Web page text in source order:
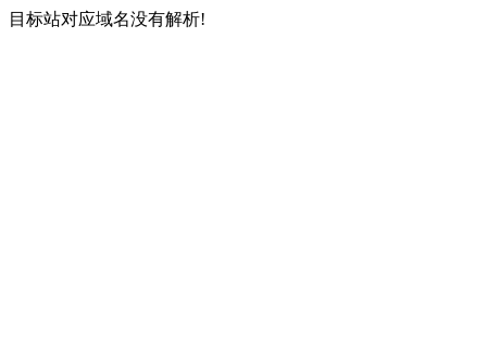
目标站对应域名没有解析!